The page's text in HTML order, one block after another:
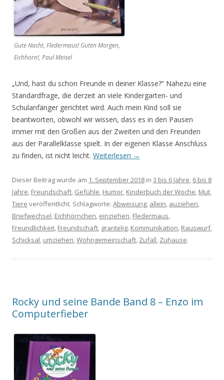
Gute Nacht, Fledermaus! Guten Morgen,
Eichhorn!, Paul Meisel
„Und, hast du schon Freunde in deiner Klasse?“ Nahezu eine
Standardfrage, die derzeit an viele Kindergarten- und
Schulanfänger gerichtet wird. Auch mein Kind soll sie
beantworten, obwohl wir wissen, dass es in den Pausen
immer mit den Großen aus der Zweiten und den Freunden
aus der Parallelklasse spielt. In der eigenen Klasse Anschluss
zu finden, ist nicht leicht. Weiterlesen →
Dieser Beitrag wurde am 1. September 2018 in 3 bis 6 Jahre, 6 bis 8
Jahre, Freundschaft, Gefühle, Humor, Kinderbuch der Woche, Mut,
Tiere veröffentlicht. Schlagworte: Abweisung, allein, auziehen,
Briefwechsel, Eichhörnchen, einziehen, Fledermaus,
Freundlichkeit, Freundschaft, grantelig, Kommunikation, Rauswurf,
Schicksal, umziehen,Wohngemeinschaft, Zufall, Zuhause.
Rocky und seine Bande Band 8 – Enzo im
Computerfieber